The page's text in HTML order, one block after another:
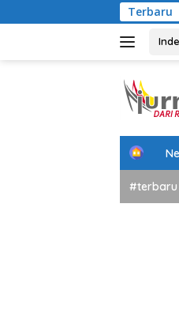
ke
Terbaru
H
m
e
#terbaru